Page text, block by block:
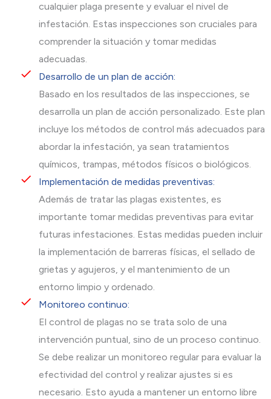
cualquier plaga presente y evaluar el nivel de
infestación. Estas inspecciones son cruciales para
comprender la situación y tomar medidas
adecuadas.
Desarrollo de un plan de acción:
Basado en los resultados de las inspecciones, se
desarrolla un plan de acción personalizado. Este plan
incluye los métodos de control más adecuados para
abordar la infestación, ya sean tratamientos
químicos, trampas, métodos físicos o biológicos.
Implementación de medidas preventivas:
Además de tratar las plagas existentes, es
importante tomar medidas preventivas para evitar
futuras infestaciones. Estas medidas pueden incluir
la implementación de barreras físicas, el sellado de
grietas y agujeros, y el mantenimiento de un
entorno limpio y ordenado.
Monitoreo continuo:
El control de plagas no se trata solo de una
intervención puntual, sino de un proceso continuo.
Se debe realizar un monitoreo regular para evaluar la
efectividad del control y realizar ajustes si es
necesario. Esto ayuda a mantener un entorno libre